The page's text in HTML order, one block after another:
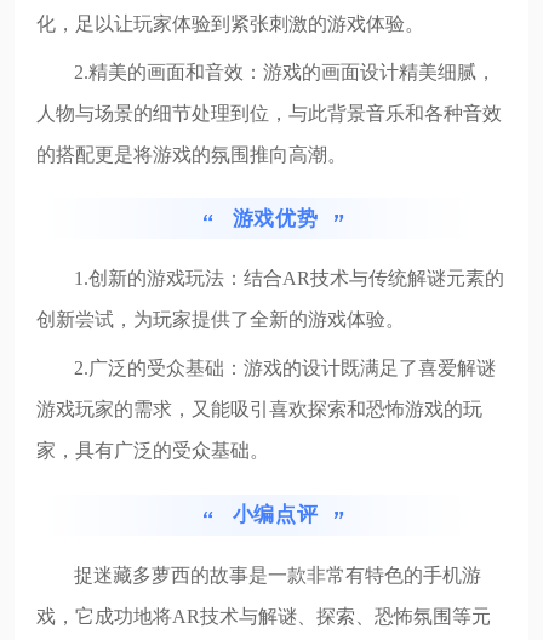
化，足以让玩家体验到紧张刺激的游戏体验。
2.精美的画面和音效：游戏的画面设计精美细腻，
人物与场景的细节处理到位，与此背景音乐和各种音效
的搭配更是将游戏的氛围推向高潮。
游戏优势
1.创新的游戏玩法：结合AR技术与传统解谜元素的
创新尝试，为玩家提供了全新的游戏体验。
2.广泛的受众基础：游戏的设计既满足了喜爱解谜
游戏玩家的需求，又能吸引喜欢探索和恐怖游戏的玩
家，具有广泛的受众基础。
小编点评
捉迷藏多萝西的故事是一款非常有特色的手机游
戏，它成功地将AR技术与解谜、探索、恐怖氛围等元